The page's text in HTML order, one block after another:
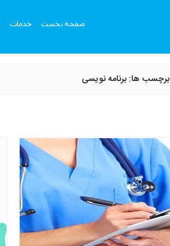
صفحه نخست خدمات
برچسب ها: برنامه نویسی